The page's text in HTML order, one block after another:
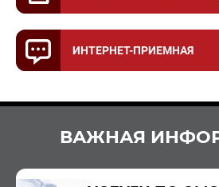
ИНТЕРНЕТ-ПРИЕМНАЯ
ВАЖНАЯ